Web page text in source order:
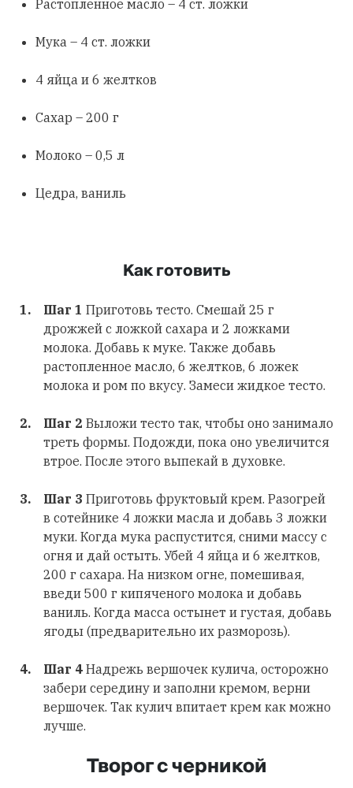
Растопленное масло – 4 ст. ложки
Мука – 4 ст. ложки
4 яйца и 6 желтков
Сахар – 200 г
Молоко – 0,5 л
Цедра, ваниль
Как готовить
Шаг 1 Приготовь тесто. Смешай 25 г
дрожжей с ложкой сахара и 2 ложками
молока. Добавь к муке. Также добавь
растопленное масло, 6 желтков, 6 ложек
молока и ром по вкусу. Замеси жидкое тесто.
Шаг 2 Выложи тесто так, чтобы оно занимало
треть формы. Подожди, пока оно увеличится
втрое. После этого выпекай в духовке.
Шаг 3 Приготовь фруктовый крем. Разогрей
в сотейнике 4 ложки масла и добавь 3 ложки
муки. Когда мука распустится, сними массу с
огня и дай остыть. Убей 4 яйца и 6 желтков,
200 г сахара. На низком огне, помешивая,
введи 500 г кипяченого молока и добавь
ваниль. Когда масса остынет и густая, добавь
ягоды (предварительно их разморозь).
Шаг 4 Надрежь вершочек кулича, осторожно
забери середину и заполни кремом, верни
вершочек. Так кулич впитает крем как можно
лучше.
Творог с черникой